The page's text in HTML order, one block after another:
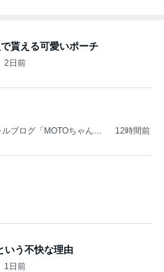
貰える可愛いポーチ
2日前
ブログ「MOTOちゃんと
12時間前
いう不快な理由
1日前